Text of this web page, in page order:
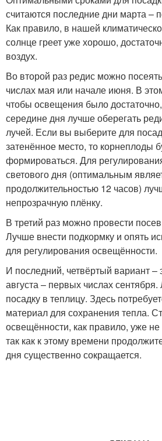
считаются последние дни марта –
Как правило, в нашей
солнце греет уже хорошо,
воздух.
Во второй раз редис можно
числах мая или начале июня. В
чтобы освещения было
середине дня лучше оберегать
лучей. Если вы выберите для
затенённое место, то корнеплоды
формироваться. Для
светового дня (оптимальным
продолжительностью 12 часов)
непрозрачную плёнку.
В третий раз можно провести
Лучше внести подкормку и опять
для регулирования освещённости.
И последний, четвёртый вариант –
августа – первых числах
посадку в теплицу. Здесь
материал для сохранения тепла.
освещённости, как правило, уже не
так как к этому времени
дня существенно сокращается.